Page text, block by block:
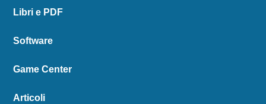
Libri e PDF
Software
Game Center
Articoli